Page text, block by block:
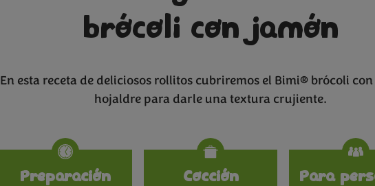
brócoli con jamón
En esta receta de deliciosos rollitos cubriremos el Bimi® brócoli
hojaldre para darle una textura crujiente.
Preparación
Cocción
Para